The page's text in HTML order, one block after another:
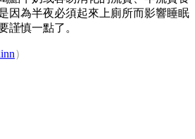
因為半夜必須起來上廁所而影響睡眠
謹慎一點了。
）